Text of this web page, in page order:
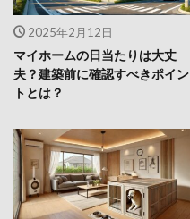
2025年2月12日
マイホームの日当たりは大丈
夫？建築前に確認すべきポイン
トとは？